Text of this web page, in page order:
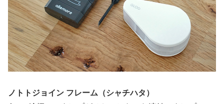
ノトトジョイン フレーム（シャチハタ）